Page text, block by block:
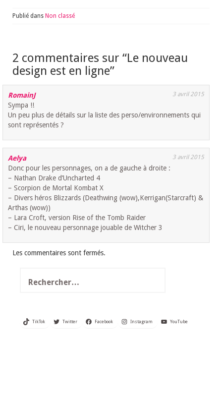
Publié dans Non classé
2 commentaires sur “Le nouveau
design est en ligne”
RomainJ 3 avril 2015
Sympa !!
Un peu plus de détails sur la liste des perso/environnements qui
sont représentés ?
Aelya 3 avril 2015
Donc pour les personnages, on a de gauche à droite :
– Nathan Drake d’Uncharted 4
– Scorpion de Mortal Kombat X
– Divers héros Blizzards (Deathwing (wow),Kerrigan(Starcraft) &
Arthas (wow))
– Lara Croft, version Rise of the Tomb Raider
– Ciri, le nouveau personnage jouable de Witcher 3
Les commentaires sont fermés.
TikTok Twitter Facebook Instagram YouTube